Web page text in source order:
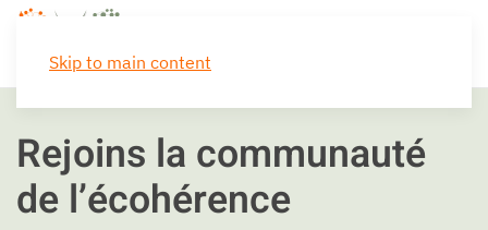
Skip to main content
Rejoins la communauté
de l’écohérence